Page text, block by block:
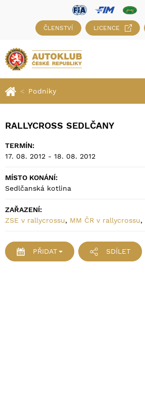
ČLENSTVÍ LICENCE
Podniky
RALLYCROSS SEDLČANY
TERMÍN:
17. 08. 2012 - 18. 08. 2012
MÍSTO KONÁNÍ:
Sedlčanská kotlina
ZAŘAZENÍ:
ZSE v rallycrossu, MM ČR v rallycrossu,
PŘIDAT SDÍLET